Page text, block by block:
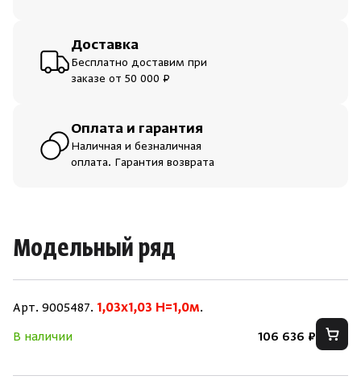
Доставка
Бесплатно доставим при
заказе от 50 000 ₽
Оплата и гарантия
Наличная и безналичная
оплата. Гарантия возврата
Модельный ряд
Арт. 9005487. 1,03x1,03 H=1,0м.
В наличии
106 636 ₽